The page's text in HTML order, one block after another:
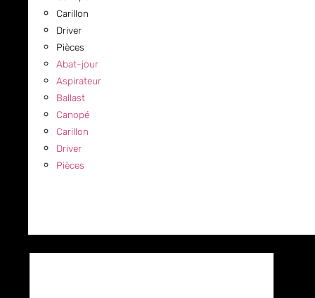
Carillon
Driver
Pièces
Abat-jour
Aspirateur
Ballast
Canopé
Carillon
Driver
Pièces